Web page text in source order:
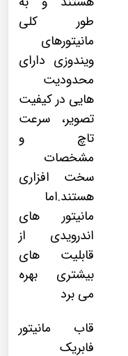
طور کلی
مانیتورهای
ویندوزی دارای
محدودیت
هایی در کیفیت
تصویر، سرعت
تاچ و
مشخصات
سخت افزاری
هستند.اما
مانیتور های
اندرویدی از
قابلیت های
بیشتری بهره
می برد
قاب مانیتور
فابریک